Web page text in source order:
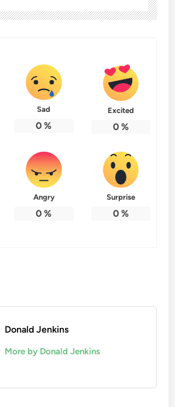
Sad
0 %
Excited
0%
Angry
0 %
Surprise
0%
Donald Jenkins
More by Donald Jenkins